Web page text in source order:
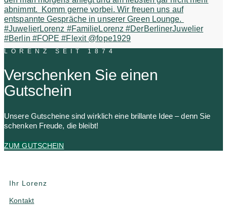
LORENZ SEIT 1874
Verschenken Sie einen
Gutschein
Unsere Gutscheine sind wirklich eine brillante Idee – denn Sie
schenken Freude, die bleibt!
ZUM GUTSCHEIN
Ihr Lorenz
Kontakt